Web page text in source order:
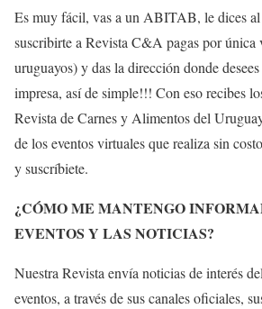
Es muy fácil, vas a un ABITAB, le dices al
suscribirte a Revista C&A pagas por única
uruguayos) y das la dirección donde
impresa, así de simple!!! Con eso recibes
Revista de Carnes y Alimentos del
de los eventos virtuales que realiza sin
y suscríbiete.
¿CÓMO ME MANTENGO
EVENTOS Y LAS NOTICIAS?
Nuestra Revista envía noticias de interés
eventos, a través de sus canales oficiales,